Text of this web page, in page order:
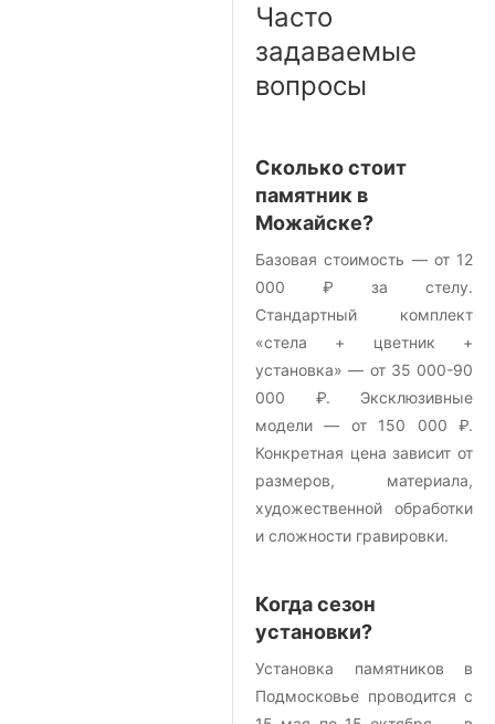
Часто
задаваемые
вопросы
Сколько стоит
памятник в
Можайске?
Базовая стоимость — от 12
000 ₽ за стелу.
Стандартный комплект
«стела + цветник +
установка» — от 35 000-90
000 ₽. Эксклюзивные
модели — от 150 000 ₽.
Конкретная цена зависит от
размеров, материала,
художественной обработки
и сложности гравировки.
Когда сезон
установки?
Установка памятников в
Подмосковье проводится с